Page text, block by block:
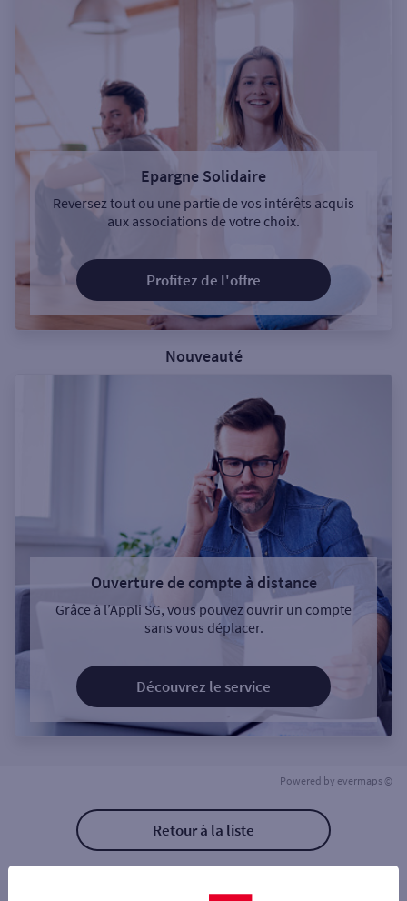
Epargne Solidaire
Reversez tout ou une partie de vos intérêts acquis
aux associations de votre choix.
Profitez de l'offre
Nouveauté
Ouverture de compte à distance
Grâce à l’Appli SG, vous pouvez ouvrir un compte
sans vous déplacer.
Découvrez le service
Powered by evermaps ©
Retour à la liste